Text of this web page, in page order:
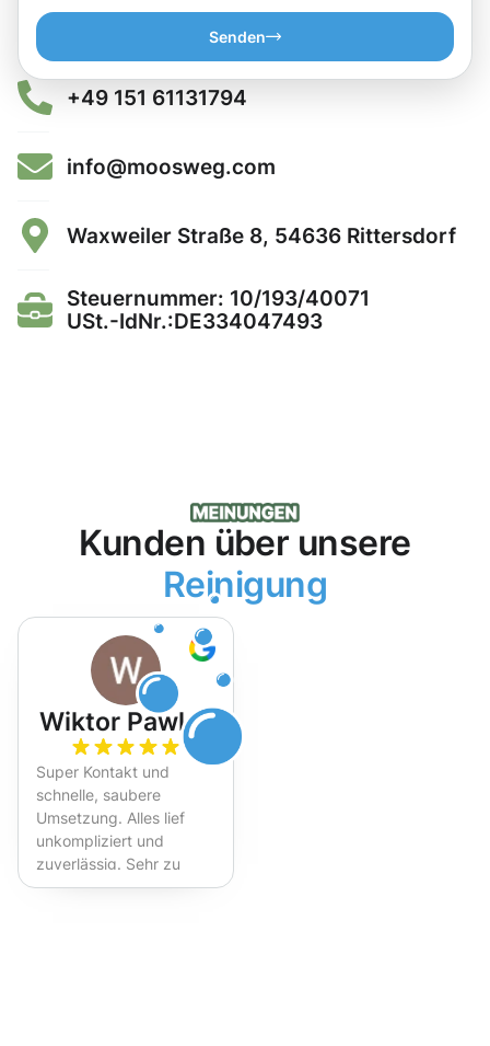
Senden
+49 151 61131794
info@moosweg.com
Waxweiler Straße 8, 54636 Rittersdorf
Steuernummer: 10/193/40071
USt.-IdNr.:DE334047493
Kunden über unsere
Reinigung
Wiktor Pawlak
Super Kontakt und
schnelle, saubere
Umsetzung. Alles lief
unkompliziert und
zuverlässig. Sehr zu
empfehlen!